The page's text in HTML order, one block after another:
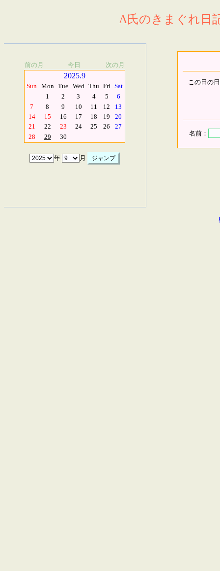
A氏のきまぐれ日
前の月 今日 次の月
2025.9
Sun Mon Tue Wed Thu Fri Sat
1
2 3 4 5
6
7
8 9 10 11 12
13
14
15 16 17 18 19
20
21
22 23 24 25 26
27
28
29 30
年 月
この日の
名前：